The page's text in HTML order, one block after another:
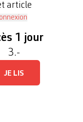
article
1 jour
3.-
JE LIS